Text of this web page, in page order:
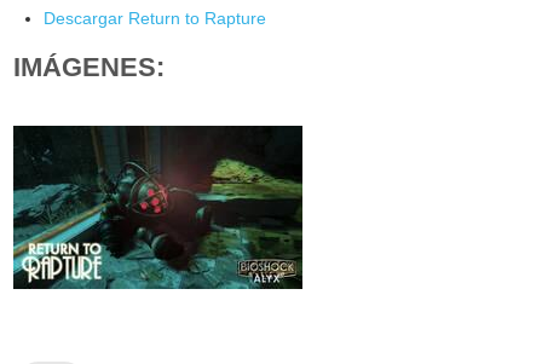
Descargar Return to Rapture
IMÁGENES: